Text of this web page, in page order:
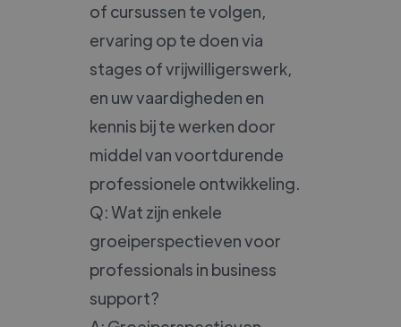
of cursussen te volgen,
ervaring op te doen via
stages of vrijwilligerswerk,
en uw vaardigheden en
kennis bij te werken door
middel van voortdurende
professionele ontwikkeling.
Q: Wat zijn enkele
groeiperspectieven voor
professionals in business
support?